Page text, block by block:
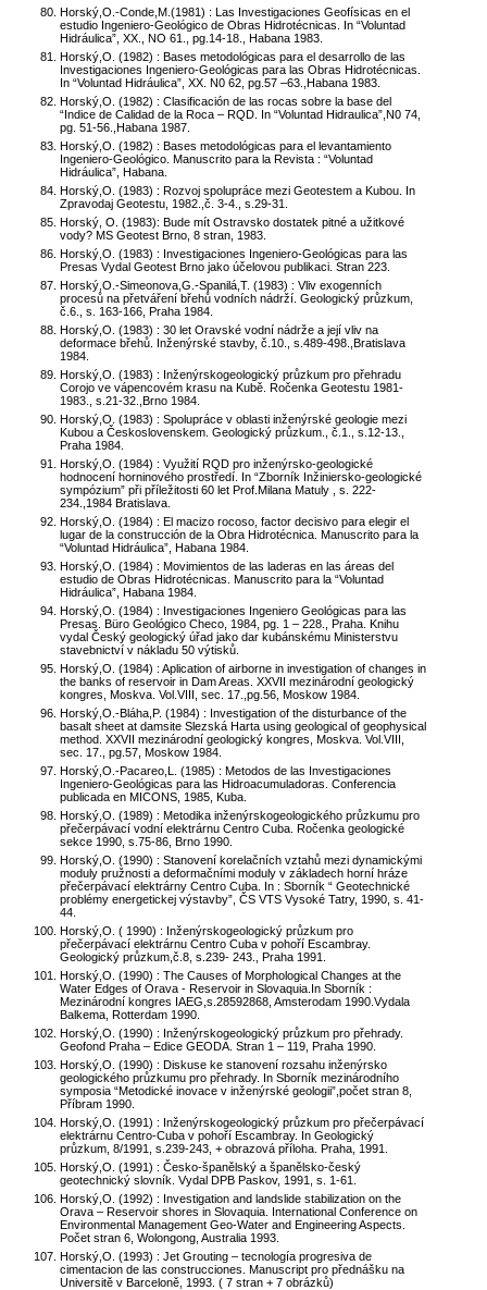
Horský,O.-Conde,M.(1981) : Las Investigaciones Geofísicas en el
estudio Ingeniero-Geológico de Obras Hidrotécnicas. In “Voluntad
Hidráulica”, XX., NO 61., pg.14-18., Habana 1983.
Horský,O. (1982) : Bases metodológicas para el desarrollo de las
Investigaciones Ingeniero-Geológicas para las Obras Hidrotécnicas.
In “Voluntad Hidráulica”, XX. N0 62, pg.57 –63.,Habana 1983.
Horský,O. (1982) : Clasificación de las rocas sobre la base del
“Indice de Calidad de la Roca – RQD. In “Voluntad Hidraulica”,N0 74,
pg. 51-56.,Habana 1987.
Horský,O. (1982) : Bases metodológicas para el levantamiento
Ingeniero-Geológico. Manuscrito para la Revista : “Voluntad
Hidráulica”, Habana.
Horský,O. (1983) : Rozvoj spolupráce mezi Geotestem a Kubou. In
Zpravodaj Geotestu, 1982.,č. 3-4., s.29-31.
Horský, O. (1983): Bude mít Ostravsko dostatek pitné a užitkové
vody? MS Geotest Brno, 8 stran, 1983.
Horský,O. (1983) : Investigaciones Ingeniero-Geológicas para las
Presas Vydal Geotest Brno jako účelovou publikaci. Stran 223.
Horský,O.-Simeonova,G.-Spanilá,T. (1983) : Vliv exogenních
procesů na přetváření břehů vodních nádrží. Geologický průzkum,
č.6., s. 163-166, Praha 1984.
Horský,O. (1983) : 30 let Oravské vodní nádrže a její vliv na
deformace břehů. Inženýrské stavby, č.10., s.489-498.,Bratislava
1984.
Horský,O. (1983) : Inženýrskogeologický průzkum pro přehradu
Corojo ve vápencovém krasu na Kubě. Ročenka Geotestu 1981-
1983., s.21-32.,Brno 1984.
Horský,O. (1983) : Spolupráce v oblasti inženýrské geologie mezi
Kubou a Československem. Geologický průzkum., č.1., s.12-13.,
Praha 1984.
Horský,O. (1984) : Využití RQD pro inženýrsko-geologické
hodnocení horninového prostředí. In “Zborník Inžiniersko-geologické
sympózium” při příležitosti 60 let Prof.Milana Matuly , s. 222-
234.,1984 Bratislava.
Horský,O. (1984) : El macizo rocoso, factor decisivo para elegir el
lugar de la construcción de la Obra Hidrotécnica. Manuscrito para la
“Voluntad Hidráulica”, Habana 1984.
Horský,O. (1984) : Movimientos de las laderas en las áreas del
estudio de Obras Hidrotécnicas. Manuscrito para la “Voluntad
Hidráulica”, Habana 1984.
Horský,O. (1984) : Investigaciones Ingeniero Geológicas para las
Presas. Büro Geológico Checo, 1984, pg. 1 – 228., Praha. Knihu
vydal Český geologický úřad jako dar kubánskému Ministerstvu
stavebnictví v nákladu 50 výtisků.
Horský,O. (1984) : Aplication of airborne in investigation of changes in
the banks of reservoir in Dam Areas. XXVII mezinárodní geologický
kongres, Moskva. Vol.VIII, sec. 17.,pg.56, Moskow 1984.
Horský,O.-Bláha,P. (1984) : Investigation of the disturbance of the
basalt sheet at damsite Slezská Harta using geological of geophysical
method. XXVII mezinárodní geologický kongres, Moskva. Vol.VIII,
sec. 17., pg.57, Moskow 1984.
Horský,O.-Pacareo,L. (1985) : Metodos de las Investigaciones
Ingeniero-Geológicas para las Hidroacumuladoras. Conferencia
publicada en MICONS, 1985, Kuba.
Horský,O. (1989) : Metodika inženýrskogeologického průzkumu pro
přečerpávací vodní elektrárnu Centro Cuba. Ročenka geologické
sekce 1990, s.75-86, Brno 1990.
Horský,O. (1990) : Stanovení korelačních vztahů mezi dynamickými
moduly pružnosti a deformačními moduly v základech horní hráze
přečerpávací elektrárny Centro Cuba. In : Sborník “ Geotechnické
problémy energetickej výstavby”, ČS VTS Vysoké Tatry, 1990, s. 41-
44.
Horský,O. ( 1990) : Inženýrskogeologický průzkum pro
přečerpávací elektrárnu Centro Cuba v pohoří Escambray.
Geologický průzkum,č.8, s.239- 243., Praha 1991.
Horský,O. (1990) : The Causes of Morphological Changes at the
Water Edges of Orava - Reservoir in Slovaquia.In Sborník :
Mezinárodní kongres IAEG,s.28592868, Amsterodam 1990.Vydala
Balkema, Rotterdam 1990.
Horský,O. (1990) : Inženýrskogeologický průzkum pro přehrady.
Geofond Praha – Edice GEODA. Stran 1 – 119, Praha 1990.
Horský,O. (1990) : Diskuse ke stanovení rozsahu inženýrsko
geologického průzkumu pro přehrady. In Sborník mezinárodního
symposia “Metodické inovace v inženýrské geologii”,počet stran 8,
Příbram 1990.
Horský,O. (1991) : Inženýrskogeologický průzkum pro přečerpávací
elektrárnu Centro-Cuba v pohoří Escambray. In Geologický
průzkum, 8/1991, s.239-243, + obrazová příloha. Praha, 1991.
Horský,O. (1991) : Česko-španělský a španělsko-český
geotechnický slovník. Vydal DPB Paskov, 1991, s. 1-61.
Horský,O. (1992) : Investigation and landslide stabilization on the
Orava – Reservoir shores in Slovaquia. International Conference on
Environmental Management Geo-Water and Engineering Aspects.
Počet stran 6, Wolongong, Australia 1993.
Horský,O. (1993) : Jet Grouting – tecnología progresiva de
cimentacion de las construcciones. Manuscript pro přednášku na
Universitě v Barceloně, 1993. ( 7 stran + 7 obrázků)